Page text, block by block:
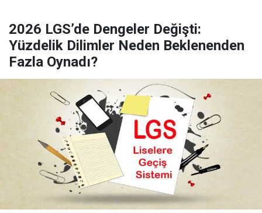
2026 LGS’de Dengeler Değişti:
Yüzdelik Dilimler Neden Beklenenden
Fazla Oynadı?